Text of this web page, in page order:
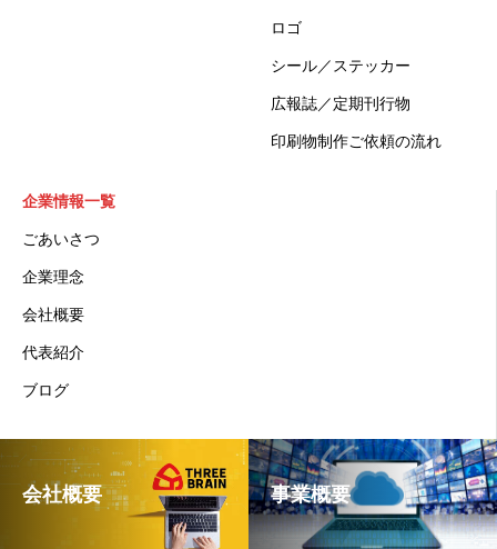
ロゴ
シール／ステッカー
広報誌／定期刊行物
印刷物制作ご依頼の流れ
企業情報一覧
ごあいさつ
企業理念
会社概要
代表紹介
ブログ
会社概要 事業概要